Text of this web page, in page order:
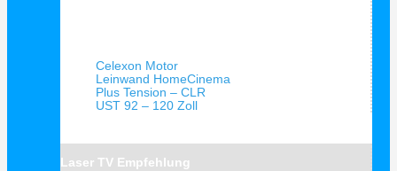
Celexon Motor
Leinwand HomeCinema
Plus Tension – CLR
UST 92 – 120 Zoll
Laser TV Empfehlung